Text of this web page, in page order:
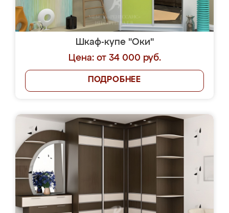
Шкаф-купе "Оки"
Цена: от 34 000 руб.
ПОДРОБНЕЕ